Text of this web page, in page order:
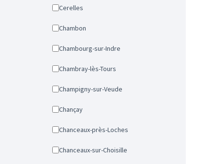
Cerelles
Chambon
Chambourg-sur-Indre
Chambray-lès-Tours
Champigny-sur-Veude
Chançay
Chanceaux-près-Loches
Chanceaux-sur-Choisille